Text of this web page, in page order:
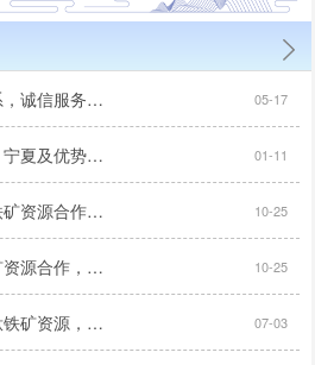
广西锰矿收购：专业体系，诚信服务，合作共赢... 05-17
寻购内蒙、山西、陕西、宁夏及优势地区优质铁矿项目... 01-11
诚寻河北承德地区优质铁矿资源合作，手续齐全无纠纷优先... 10-25
诚寻优质褐铁矿、赤铁矿资源合作，手续齐全无纠纷优先... 10-25
求购中型储量、高品位钛铁矿资源，需具备合法采矿证件，寻求长期合作伙伴共同开发... 07-03